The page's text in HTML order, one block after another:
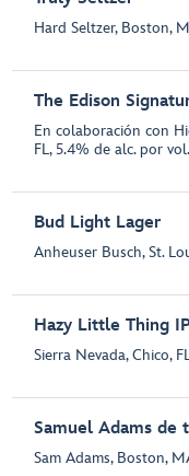
Hard Seltzer, Boston,
The Edison
En colaboración con
FL, 5.4% de alc. por vol.
Bud Light Lager
Anheuser Busch, St.
Hazy Little Thing
Sierra Nevada, Chico,
Samuel Adams de
Sam Adams, Boston,